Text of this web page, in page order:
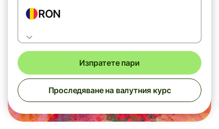
RON
Изпратете пари
Проследяване на валутния курс